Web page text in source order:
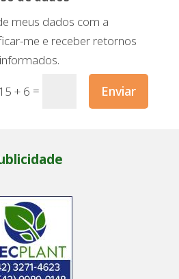
meus dados com a
me e receber retornos
15 + 6 = Enviar